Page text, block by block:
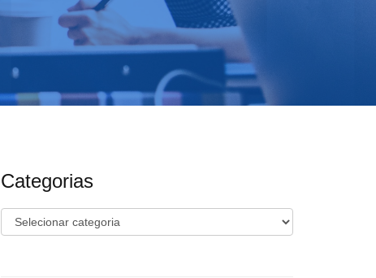
Categorias
Categorias